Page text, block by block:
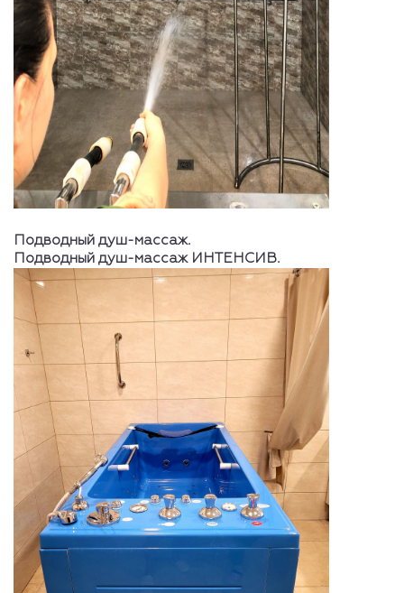
Подводный душ-массаж.
Подводный душ-массаж ИНТЕНСИВ.